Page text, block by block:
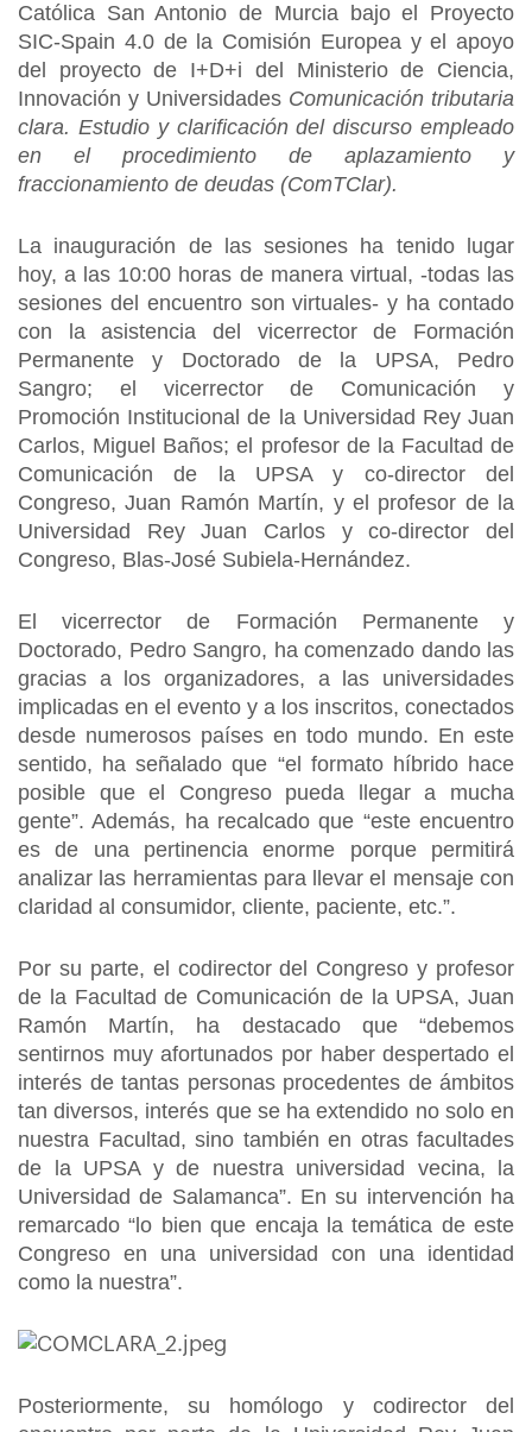
Católica San Antonio de Murcia bajo el Proyecto
SIC-Spain 4.0 de la Comisión Europea y el apoyo
del proyecto de I+D+i del Ministerio de Ciencia,
Innovación y Universidades Comunicación tributaria
clara. Estudio y clarificación del discurso empleado
en el procedimiento de aplazamiento y
fraccionamiento de deudas (ComTClar).
La inauguración de las sesiones ha tenido lugar
hoy, a las 10:00 horas de manera virtual, -todas las
sesiones del encuentro son virtuales- y ha contado
con la asistencia del vicerrector de Formación
Permanente y Doctorado de la UPSA, Pedro
Sangro; el vicerrector de Comunicación y
Promoción Institucional de la Universidad Rey Juan
Carlos, Miguel Baños; el profesor de la Facultad de
Comunicación de la UPSA y co-director del
Congreso, Juan Ramón Martín, y el profesor de la
Universidad Rey Juan Carlos y co-director del
Congreso, Blas-José Subiela-Hernández.
El vicerrector de Formación Permanente y
Doctorado, Pedro Sangro, ha comenzado dando las
gracias a los organizadores, a las universidades
implicadas en el evento y a los inscritos, conectados
desde numerosos países en todo mundo. En este
sentido, ha señalado que “el formato híbrido hace
posible que el Congreso pueda llegar a mucha
gente”. Además, ha recalcado que “este encuentro
es de una pertinencia enorme porque permitirá
analizar las herramientas para llevar el mensaje con
claridad al consumidor, cliente, paciente, etc.”.
Por su parte, el codirector del Congreso y profesor
de la Facultad de Comunicación de la UPSA, Juan
Ramón Martín, ha destacado que “debemos
sentirnos muy afortunados por haber despertado el
interés de tantas personas procedentes de ámbitos
tan diversos, interés que se ha extendido no solo en
nuestra Facultad, sino también en otras facultades
de la UPSA y de nuestra universidad vecina, la
Universidad de Salamanca”. En su intervención ha
remarcado “lo bien que encaja la temática de este
Congreso en una universidad con una identidad
como la nuestra”.
Posteriormente, su homólogo y codirector del